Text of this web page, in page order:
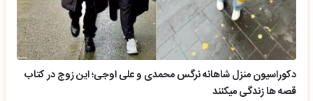
دکوراسیون منزل شاهانه نرگس محمدی و علی اوجی؛ این زوج در کتاب
قصه ها زندگی میکنند